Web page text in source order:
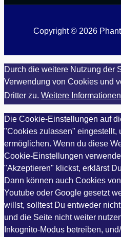
Copyright © 2026
Durch die weitere Nutzung der
Verwendung von Cookies und
Dritter zu. Weitere Informationen
Die Cookie-Einstellungen auf
"Cookies zulassen" eingestellt,
ermöglichen. Wenn du diese
Cookie-Einstellungen
"Akzeptieren" klickst, erklärst
Dann können auch Cookies
Youtube oder Google gesetzt
willst, solltest Du entweder
und die Seite nicht weiter
Inkognito-Modus betreiben,